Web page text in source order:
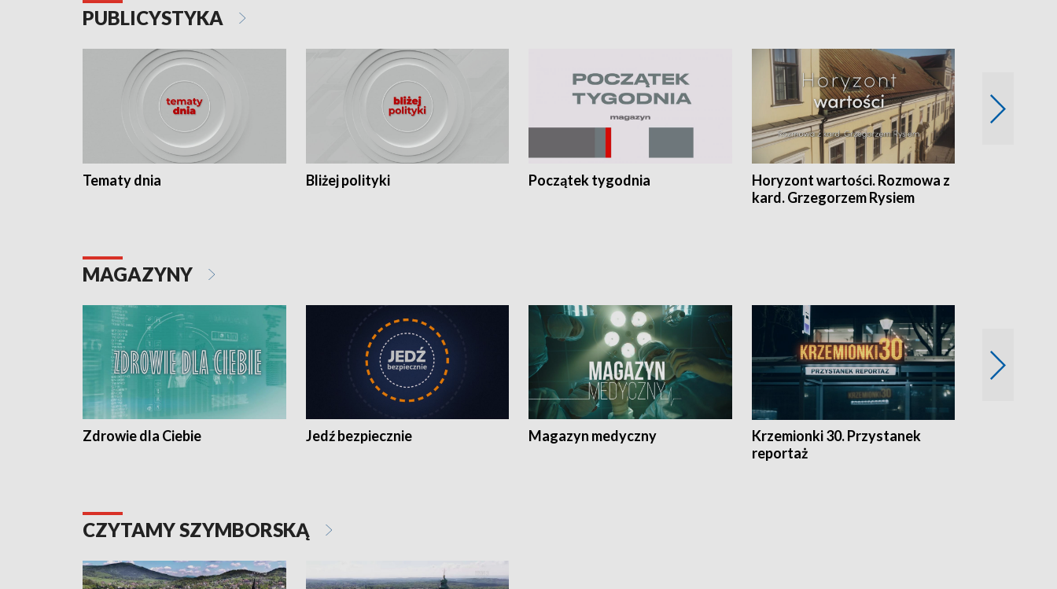
PUBLICYSTYKA
Tematy dnia Bliżej polityki Początek tygodnia
Horyzont wartości. Rozmowa z
kard. Grzegorzem Rysiem
MAGAZYNY
Zdrowie dla Ciebie Jedź bezpiecznie Magazyn medyczny
Krzemionki 30. Przystanek
reportaż
CZYTAMY SZYMBORSKĄ